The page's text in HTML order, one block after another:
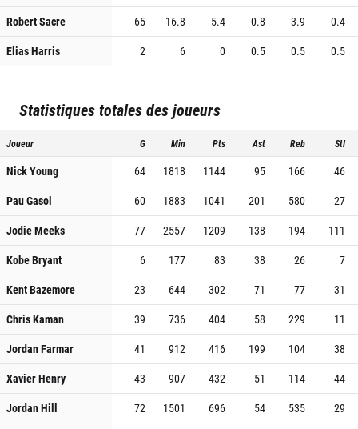
Robert Sacre
65 16.8 5.4 0.8 3.9
0.4
Elias Harris
2 6 0 0.5 0.5 0.5
Statistiques totales des joueurs
Joueur G Min Pts Ast Reb Stl
Nick Young 64 1818 1144 95 166
46
Pau Gasol
60 1883 1041 201 580
27
Jodie Meeks
77 2557 1209 138 194
111
Kobe Bryant
6 177 83 38 26
7
Kent Bazemore
23 644 302 71 77
31
Chris Kaman
39 736 404 58 229
11
Jordan Farmar
41 912 416 199 104
38
Xavier Henry
43 907 432 51 114
44
Jordan Hill
72 1501 696 54 535
29